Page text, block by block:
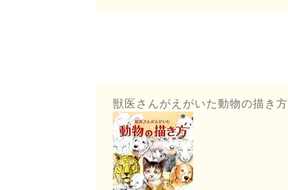
獣医さんがえがいた動物の描き方